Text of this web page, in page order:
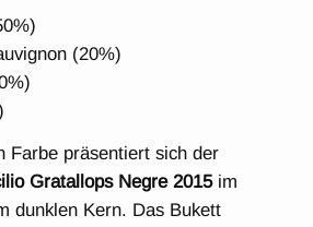
(20%)
Farbe präsentiert sich der
Gratallops Negre 2015im
dunklen Kern. Das Bukett